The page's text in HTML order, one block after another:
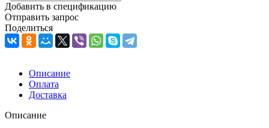
Добавить в спецификацию
Отправить запрос
Поделиться
Описание
Оплата
Доставка
Описание